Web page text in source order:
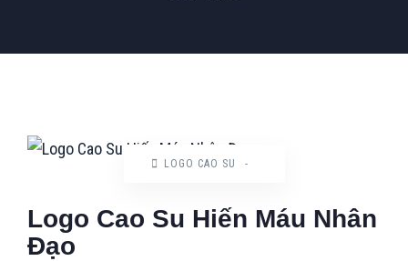
LOGO CAO SU -
Logo Cao Su Hiến Máu Nhân
Đạo